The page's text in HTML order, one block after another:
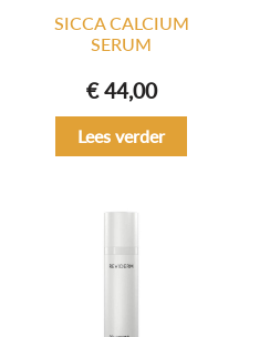
SICCA CALCIUM
SERUM
€44,00
Lees verder